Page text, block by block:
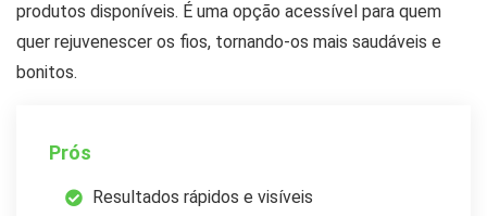
produtos disponíveis. É uma opção acessível para quem
quer rejuvenescer os fios, tornando-os mais saudáveis e
bonitos.
Prós
Resultados rápidos e visíveis